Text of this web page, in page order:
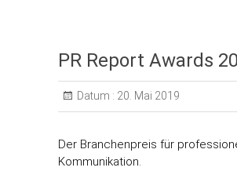
PR Report Awards
Datum : 20. Mai 2019
Der Branchenpreis für
Kommunikation.